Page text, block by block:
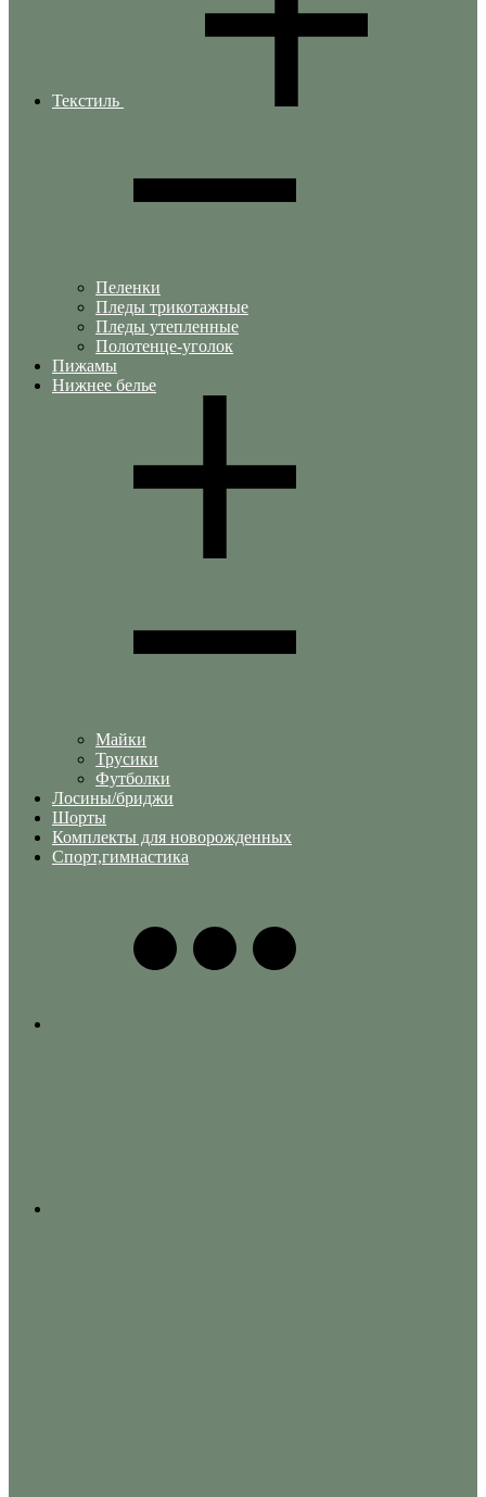
Текстиль
Пеленки
Пледы трикотажные
Пледы утепленные
Полотенце-уголок
Пижамы
Нижнее белье
Майки
Трусики
Футболки
Лосины/бриджи
Шорты
Комплекты для новорожденных
Спорт,гимнастика